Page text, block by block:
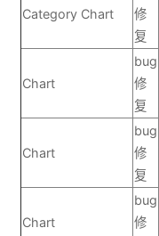
Category Chart
修
复
Chart
bug
修
复
Chart
bug
修
复
Chart
bug
修